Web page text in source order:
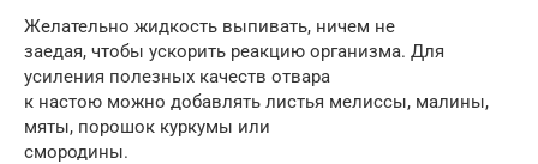
Желательно жидкость выпивать, ничем не
заедая, чтобы ускорить реакцию организма. Для
усиления полезных качеств отвара
к настою можно добавлять листья мелиссы, малины,
мяты, порошок куркумы или
смородины.